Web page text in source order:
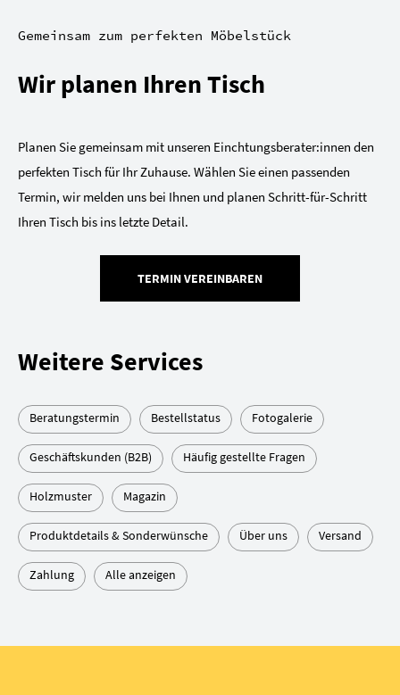
Gemeinsam zum perfekten Möbelstück
Wir planen Ihren Tisch
Planen Sie gemeinsam mit unseren Einchtungsberater:innen den
perfekten Tisch für Ihr Zuhause. Wählen Sie einen passenden
Termin, wir melden uns bei Ihnen und planen Schritt-für-Schritt
Ihren Tisch bis ins letzte Detail.
TERMIN VEREINBAREN
Weitere Services
Beratungstermin Bestellstatus Fotogalerie
Geschäftskunden (B2B) Häufig gestellte Fragen
Holzmuster Magazin
Produktdetails & Sonderwünsche Über uns Versand
Zahlung Alle anzeigen